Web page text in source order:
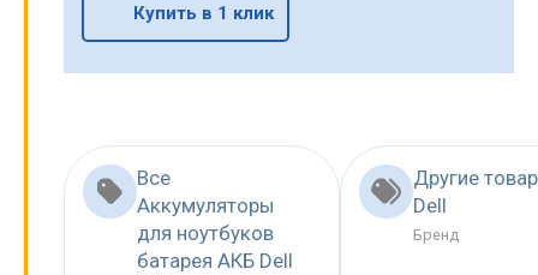
Купить в 1 клик
Все
Аккумуляторы
для ноутбуков
батарея АКБ Dell
Другие
Dell
Бренд